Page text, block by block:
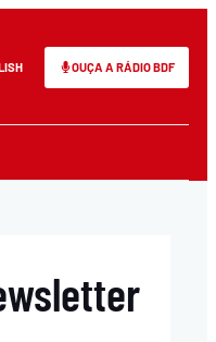
OUÇA A RÁDIO BDF